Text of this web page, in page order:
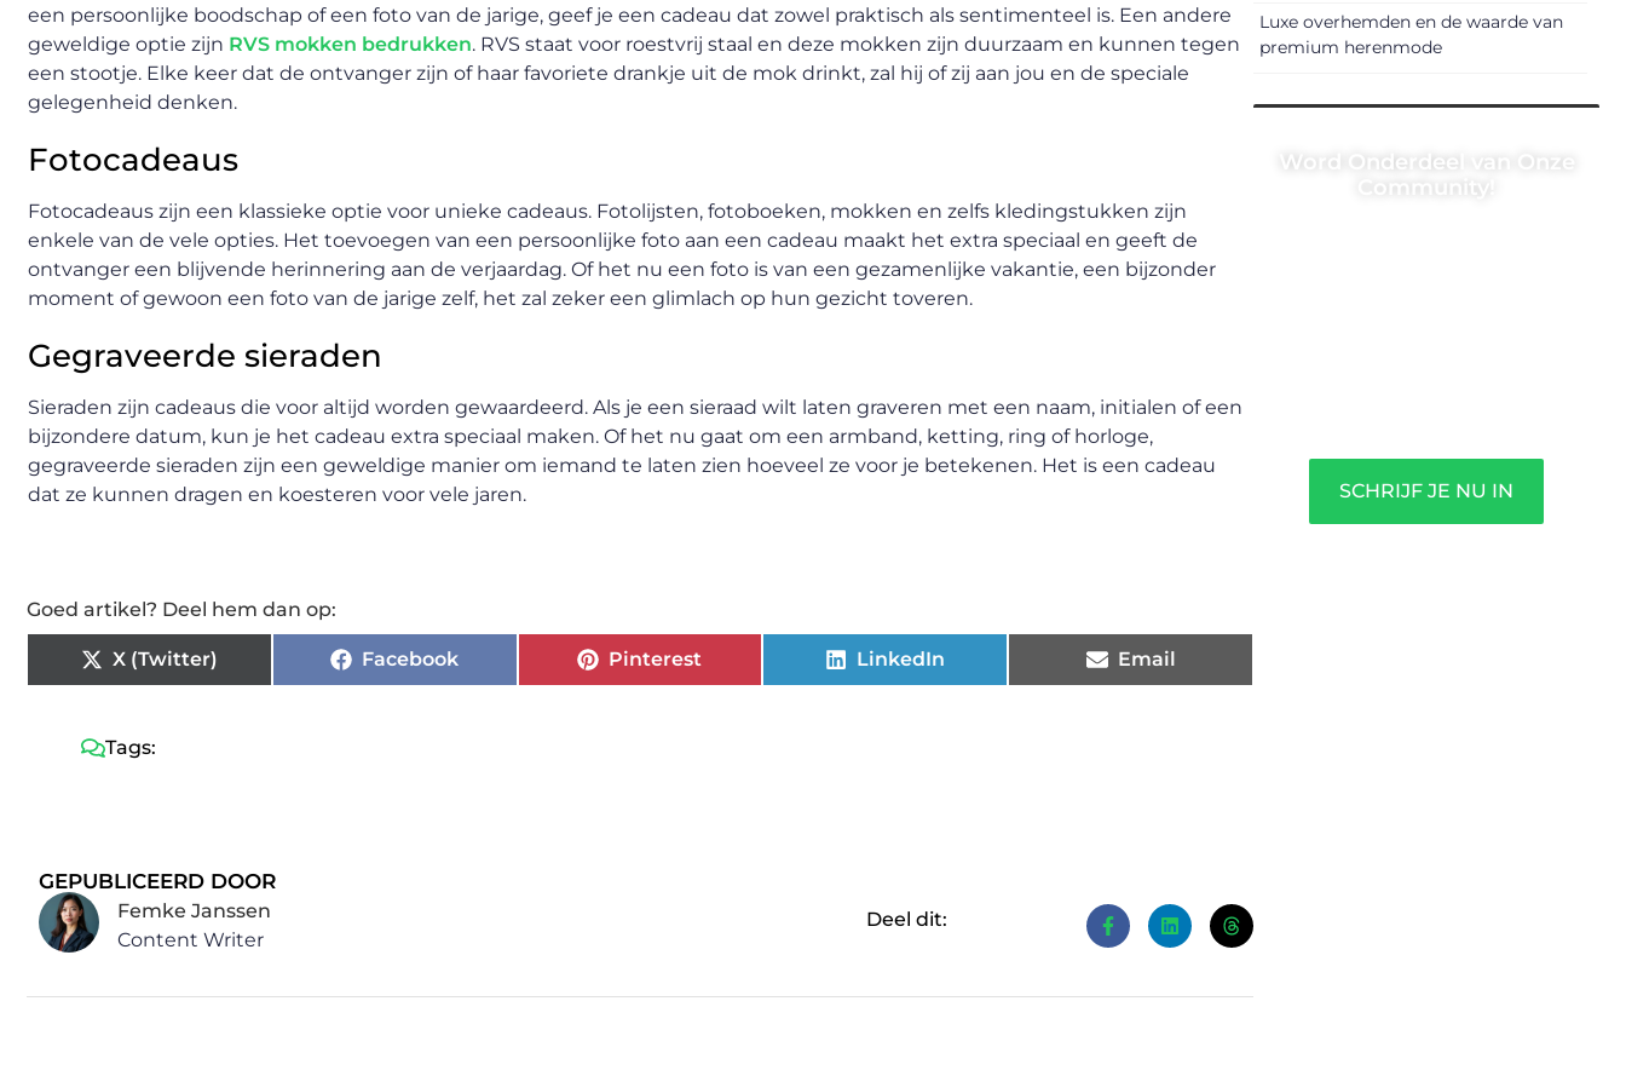
een persoonlijke boodschap of een foto van de jarige, geef je een cadeau dat zowel praktisch als sentimenteel is. Een andere
geweldige optie zijn RVS mokken bedrukken. RVS staat voor roestvrij staal en deze mokken zijn duurzaam en kunnen tegen
een stootje. Elke keer dat de ontvanger zijn of haar favoriete drankje uit de mok drinkt, zal hij of zij aan jou en de speciale
gelegenheid denken.
Fotocadeaus
Fotocadeaus zijn een klassieke optie voor unieke cadeaus. Fotolijsten, fotoboeken, mokken en zelfs kledingstukken zijn
enkele van de vele opties. Het toevoegen van een persoonlijke foto aan een cadeau maakt het extra speciaal en geeft de
ontvanger een blijvende herinnering aan de verjaardag. Of het nu een foto is van een gezamenlijke vakantie, een bijzonder
moment of gewoon een foto van de jarige zelf, het zal zeker een glimlach op hun gezicht toveren.
Gegraveerde sieraden
Sieraden zijn cadeaus die voor altijd worden gewaardeerd. Als je een sieraad wilt laten graveren met een naam, initialen of een
bijzondere datum, kun je het cadeau extra speciaal maken. Of het nu gaat om een armband, ketting, ring of horloge,
gegraveerde sieraden zijn een geweldige manier om iemand te laten zien hoeveel ze voor je betekenen. Het is een cadeau
dat ze kunnen dragen en koesteren voor vele jaren.
Goed artikel? Deel hem dan op:
X (Twitter) Facebook Pinterest LinkedIn Email
Tags:
GEPUBLICEERD DOOR
Femke Janssen
Content Writer
Deel dit:
Luxe overhemden en de waarde van
premium herenmode
Word Onderdeel van Onze
Community!
SCHRIJF JE NU IN